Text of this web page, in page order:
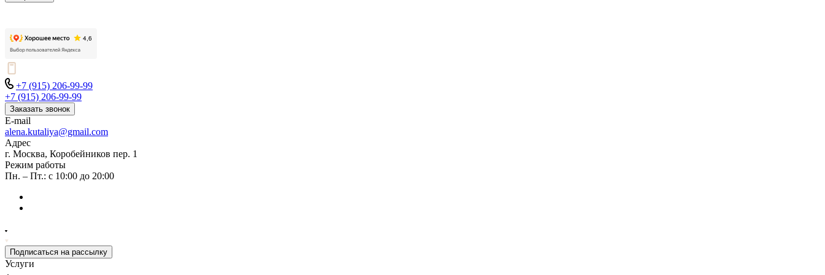
+7 (915) 206-99-99
+7 (915) 206-99-99
Заказать звонок
E-mail
alena.kutaliya@gmail.com
Адрес
г. Москва, Коробейников пер. 1
Режим работы
Пн. – Пт.: с 10:00 до 20:00
Подписаться на рассылку
Услуги